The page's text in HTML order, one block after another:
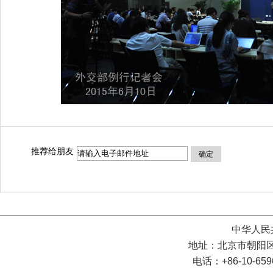
推荐给朋友 确定
中华人
地址：北京市朝阳
电话：+86-10-